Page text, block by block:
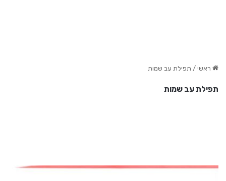
ראשי / תפילת עב שמות
תפילת עב שמות